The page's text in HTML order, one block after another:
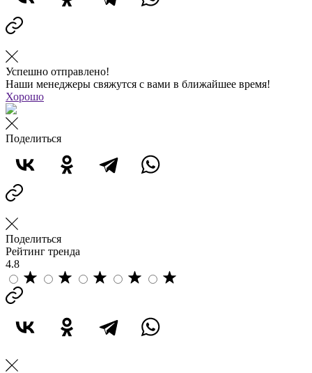
Успешно отправлено!
Наши менеджеры свяжутся с вами в ближайшее время!
Хорошо
Поделиться
Поделиться
Рейтинг тренда
4.8